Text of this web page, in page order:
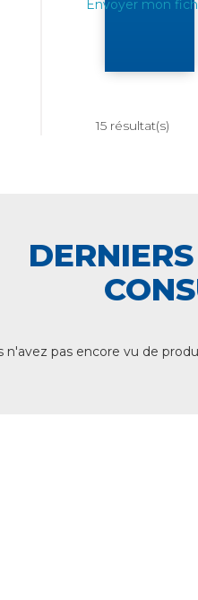
Envoyer mon
15 résultat(s)
n'avez pas encore vu de